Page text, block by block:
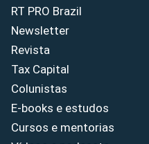
RT PRO Brazil
Newsletter
Revista
Tax Capital
Colunistas
E-books e estudos
Cursos e mentorias